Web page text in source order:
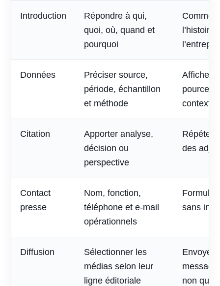
Introduction
Répondre à qui,
quoi, où, quand et
pourquoi
Données
Préciser source,
période, échantillon
et méthode
Afficher
contexte
Citation
Apporter analyse,
décision ou
perspective
Répéter
des
Contact
presse
Nom, fonction,
téléphone et e-mail
opérationnels
sans
Diffusion
Sélectionner les
médias selon leur
ligne éditoriale
Envoyer
non